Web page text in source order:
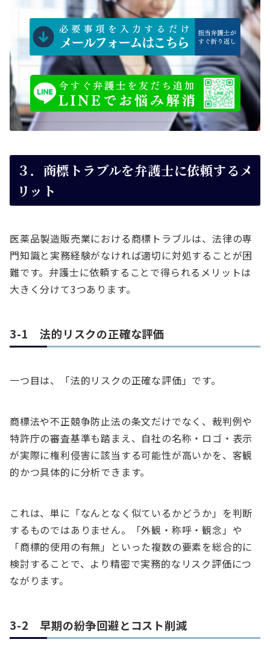
３．商標トラブルを弁護士に依頼するメ
リット
医薬品製造販売業における商標トラブルは、法律の専
門知識と実務経験がなければ適切に対処することが困
難です。弁護士に依頼することで得られるメリットは
大きく分けて3つあります。
3-1 法的リスクの正確な評価
一つ目は、「法的リスクの正確な評価」です。
商標法や不正競争防止法の条文だけでなく、裁判例や
特許庁の審査基準も踏まえ、自社の名称・ロゴ・表示
が実際に権利侵害に該当する可能性が高いかを、客観
的かつ具体的に分析できます。
これは、単に「なんとなく似ているかどうか」を判断
するものではありません。「外観・称呼・観念」や
「商標的使用の有無」といった複数の要素を総合的に
検討することで、より精密で実務的なリスク評価につ
ながります。
3-2 早期の紛争回避とコスト削減